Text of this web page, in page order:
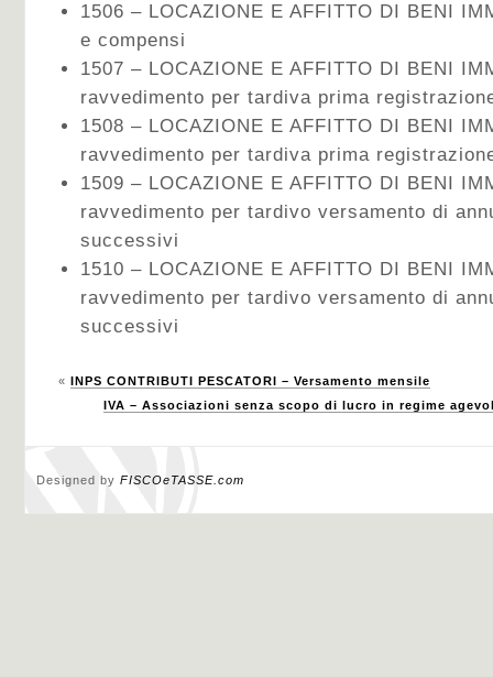
1506 – LOCAZIONE E AFFITTO DI BENI
e compensi
1507 – LOCAZIONE E AFFITTO DI BENI
ravvedimento per tardiva prima
1508 – LOCAZIONE E AFFITTO DI BENI
ravvedimento per tardiva prima
1509 – LOCAZIONE E AFFITTO DI BENI
ravvedimento per tardivo versamento di
successivi
1510 – LOCAZIONE E AFFITTO DI BENI
ravvedimento per tardivo versamento di
successivi
« INPS CONTRIBUTI PESCATORI – Versamento mensile
IVA – Associazioni senza scopo di lucro in regime
Designed by FISCOeTASSE.com